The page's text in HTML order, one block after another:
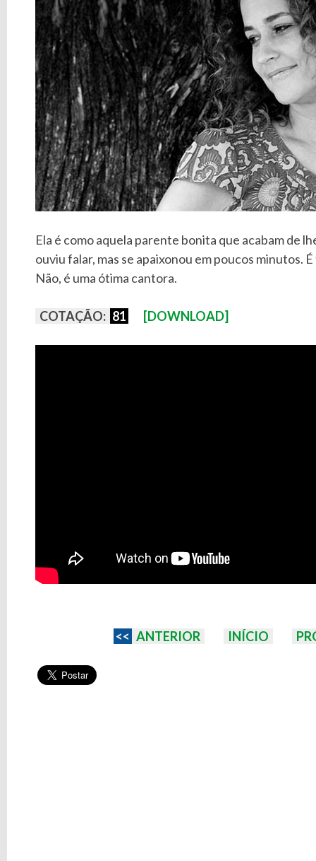
Ela é como aquela parente bonita que acabam de
ouviu falar, mas se apaixonou em poucos minutos.
Não, é uma ótima cantora.
COTAÇÃO: 81 [DOWNLOAD]
<< ANTERIOR INÍCIO